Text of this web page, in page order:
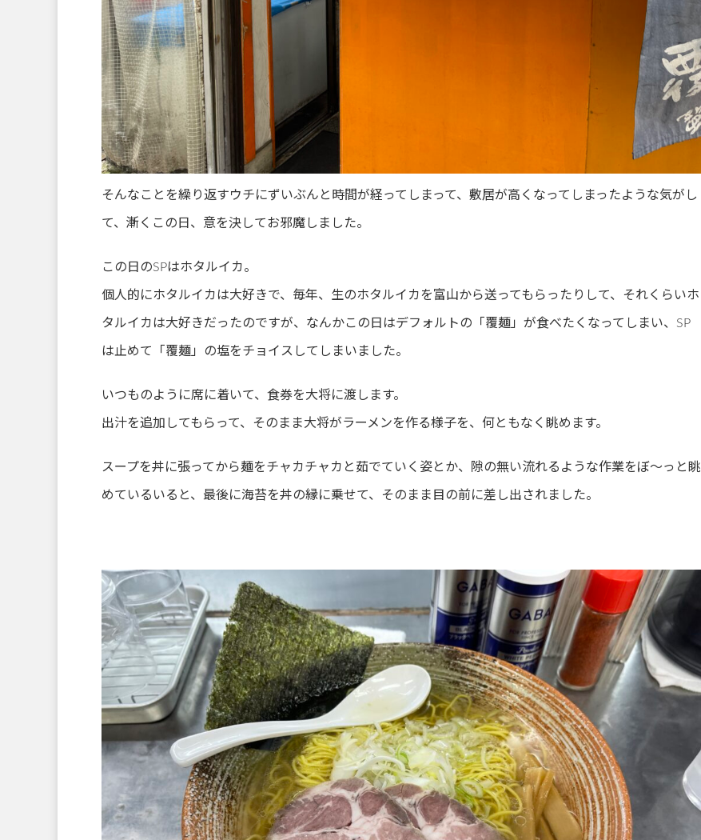
そんなことを繰り返すウチにずいぶんと時間が経ってしまって、敷居が高くなってしまったような気がし
て、漸くこの日、意を決してお邪魔しました。
この日のSPはホタルイカ。
個人的にホタルイカは大好きで、毎年、生のホタルイカを富山から送ってもらったりして、それくらいホ
タルイカは大好きだったのですが、なんかこの日はデフォルトの「覆麺」が食べたくなってしまい、SP
は止めて「覆麺」の塩をチョイスしてしまいました。
いつものように席に着いて、食券を大将に渡します。
出汁を追加してもらって、そのまま大将がラーメンを作る様子を、何ともなく眺めます。
スープを丼に張ってから麺をチャカチャカと茹でていく姿とか、隙の無い流れるような作業をぼ～っと眺
めているいると、最後に海苔を丼の縁に乗せて、そのまま目の前に差し出されました。